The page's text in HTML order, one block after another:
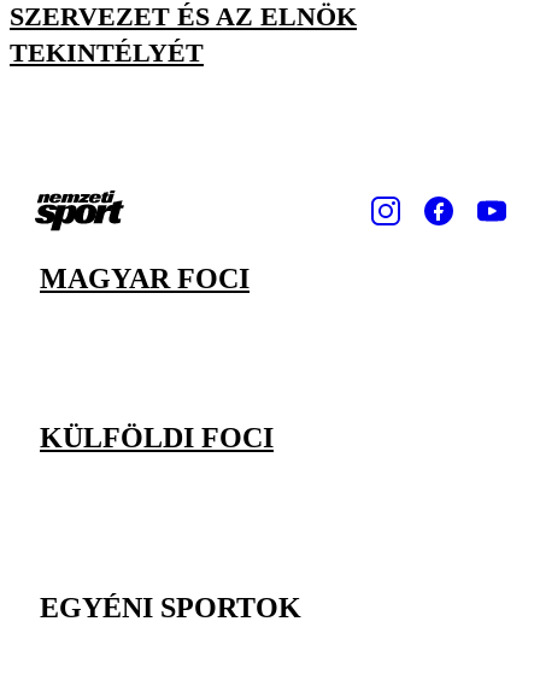
SZERVEZET ÉS AZ ELNÖK
TEKINTÉLYÉT
MAGYAR FOCI
KÜLFÖLDI FOCI
EGYÉNI SPORTOK